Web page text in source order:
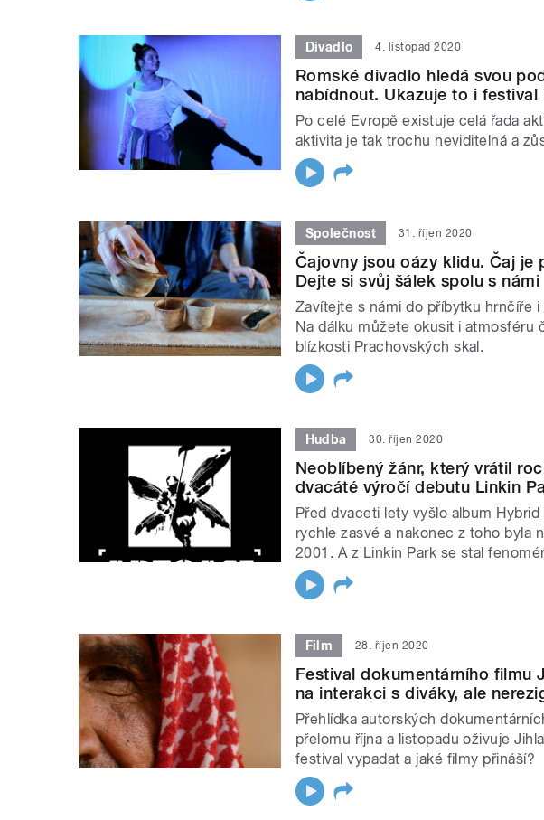
Divadlo 4. listopad 2020
Romské divadlo hledá svou
nabídnout. Ukazuje to i festival
Po celé Evropě existuje celá řada
aktivita je tak trochu neviditelná a
Společnost 31. říjen 2020
Čajovny jsou oázy klidu. Čaj je
Dejte si svůj šálek spolu s námi
Zavítejte s námi do příbytku hrnčíře
Na dálku můžete okusit i atmosféru
blízkosti Prachovských skal.
Hudba 30. říjen 2020
Neoblíbený žánr, který vrátil
dvacáté výročí debutu Linkin
Před dvaceti lety vyšlo album
rychle zasvé a nakonec z toho byla
2001. A z Linkin Park se stal
Film 28. říjen 2020
Festival dokumentárního filmu
na interakci s diváky, ale
Přehlídka autorských
přelomu října a listopadu oživuje
festival vypadat a jaké filmy přináší?